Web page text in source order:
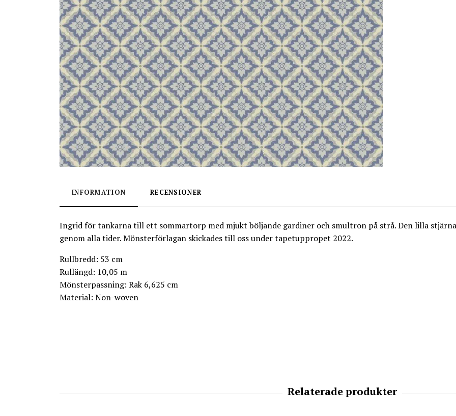
INFORMATION RECENSIONER
Ingrid för tankarna till ett sommartorp med mjukt böljande gardiner och smultron på strå. Den lilla
genom alla tider. Mönsterförlagan skickades till oss under tapetuppropet 2022.
Rullbredd: 53 cm
Rullängd: 10,05 m
Mönsterpassning: Rak 6,625 cm
Material: Non-woven